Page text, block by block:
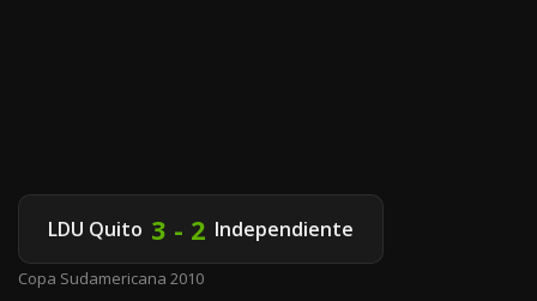
LDU Quito 3 - 2 Independiente
Copa Sudamericana 2010